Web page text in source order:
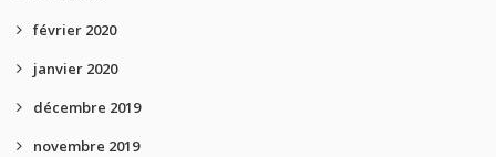
février 2020
janvier 2020
décembre 2019
novembre 2019